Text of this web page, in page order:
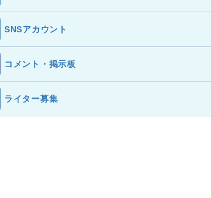
SNSアカウント
コメント・掲示板
ライター募集